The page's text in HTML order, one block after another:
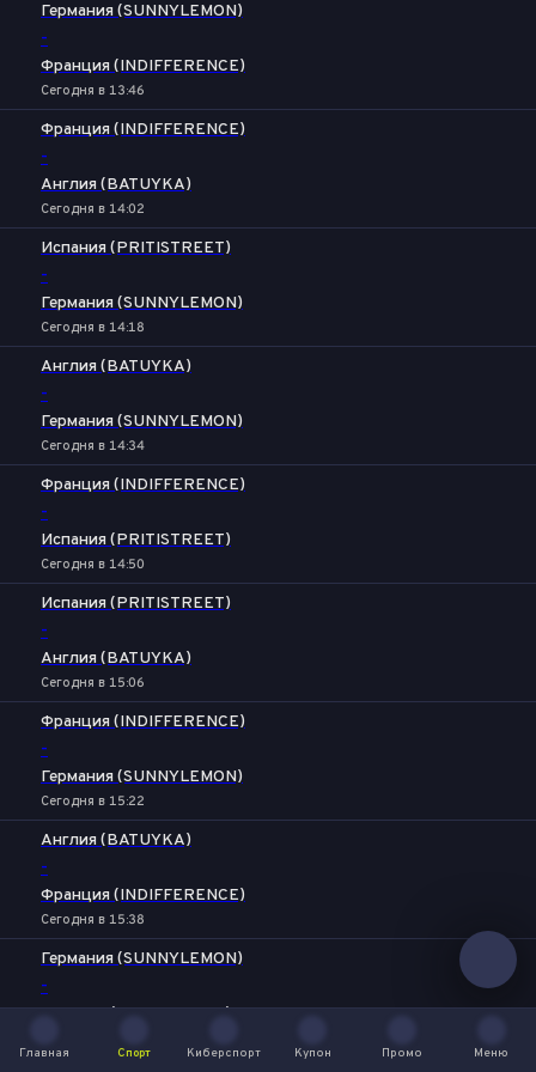
Германия (SUNNYLEMON)
-
Франция (INDIFFERENCE)
Сегодня в 13:46
Франция (INDIFFERENCE)
-
Англия (BATUYKA)
Сегодня в 14:02
Испания (PRITISTREET)
-
Германия (SUNNYLEMON)
Сегодня в 14:18
Англия (BATUYKA)
-
Германия (SUNNYLEMON)
Сегодня в 14:34
Франция (INDIFFERENCE)
-
Испания (PRITISTREET)
Сегодня в 14:50
Испания (PRITISTREET)
-
Англия (BATUYKA)
Сегодня в 15:06
Франция (INDIFFERENCE)
-
Германия (SUNNYLEMON)
Сегодня в 15:22
Англия (BATUYKA)
-
Франция (INDIFFERENCE)
Сегодня в 15:38
Германия (SUNNYLEMON)
-
Испания (PRITISTREET)
Главная
Спорт
Киберспорт
Купон
Промо
Меню